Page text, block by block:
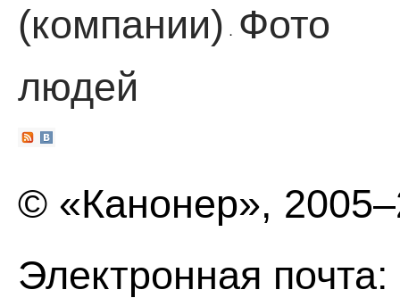
(компании)
·
Фото
людей
© «Канонер»,
Электронная почта: